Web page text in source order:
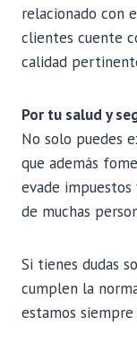
relacionado con
clientes cuente
calidad
Por tu salud y
No solo puedes
que además
evade
de muchas
Si tienes dudas
cumplen la
estamos